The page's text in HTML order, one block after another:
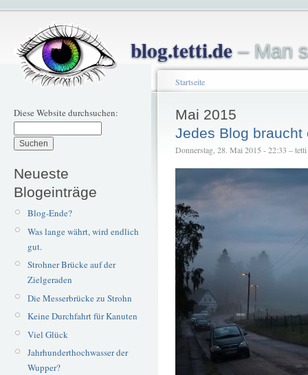
blog.tetti.de– Man
Diese Website durchsuchen:
Neueste
Blogeinträge
Blog-Ende?
Was lange währt, wird endlich
gut.
Strohner Brücke auf der
Zielgeraden
Die Messerbrücke zu Strohn
Keine Durchfahrt für Kanuten
Viel Glück
Jahrhunderthochwasser der
Wupper?
Startseite
Mai 2015
Jedes Blog braucht
Donnerstag, 28. Mai 2015 - 22:33 – tetti